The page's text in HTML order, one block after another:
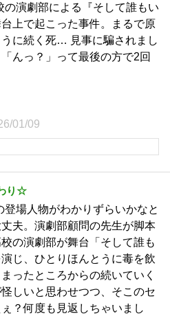
の演劇部による『そして誰もい
上で起こった事件。まるで原
に続く死… 見事に騙されまし
んっ？」って最後の方で2回
01/09
り☆
登場人物がわかりずらいかなと
夫。演劇部顧問の先生が脚本
の演劇部が舞台「そして誰も
じ、ひとりほんとうに毒を飲
ったところからの続いていく
しいと思わせつつ、そこのセ
？何度も見返しちゃいまし